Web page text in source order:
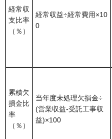
経常収
支比率
（％）
経常収益÷経常費用×10
0
累積欠
損金比
率
（％）
当年度未処理欠損金÷
(営業収益-受託工事収
益)×100